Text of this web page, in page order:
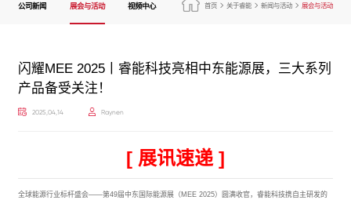
公司新闻 展会与活动 视频中心 首页 关于睿能 新闻与活动 展会与活动
闪耀MEE 2025丨睿能科技亮相中东能源展，三大系列
产品备受关注！
2025,04,14 Raynen
[ 展讯速递 ]
全球能源行业标杆盛会——第49届中东国际能源展（MEE 2025）圆满收官，睿能科技携自主研发的